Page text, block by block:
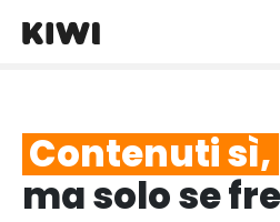
Contenuti sì,
ma solo se